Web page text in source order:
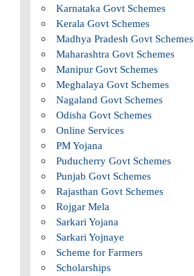
Karnataka Govt Schemes
Kerala Govt Schemes
Madhya Pradesh Govt Schemes
Maharashtra Govt Schemes
Manipur Govt Schemes
Meghalaya Govt Schemes
Nagaland Govt Schemes
Odisha Govt Schemes
Online Services
PM Yojana
Puducherry Govt Schemes
Punjab Govt Schemes
Rajasthan Govt Schemes
Rojgar Mela
Sarkari Yojana
Sarkari Yojnaye
Scheme for Farmers
Scholarships